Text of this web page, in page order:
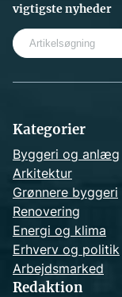
vigtigste nyheder
Kategorier
Byggeri og anlæg
Arkitektur
Grønnere byggeri
Renovering
Energi og klima
Erhverv og politik
Arbejdsmarked
Redaktion